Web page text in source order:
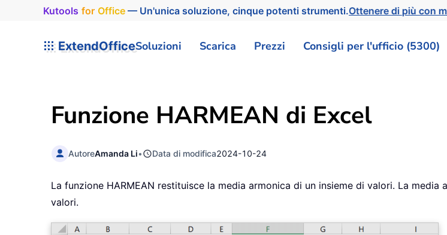
Kutools for Office— Un'unica soluzione, cinque potenti strumenti.Ottenere di più con
ExtendOfficeSoluzioni Scarica Prezzi Consigli per l'ufficio (5300)
Funzione HARMEAN di Excel
AutoreAmanda Li• Data di modifica2024-10-24
La funzione HARMEAN restituisce la media armonica di un insieme di valori. La
valori.